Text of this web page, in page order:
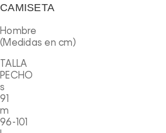
CAMISETA
Hombre
(Medidas en cm)
TALLA
PECHO
s
91
m
96-101